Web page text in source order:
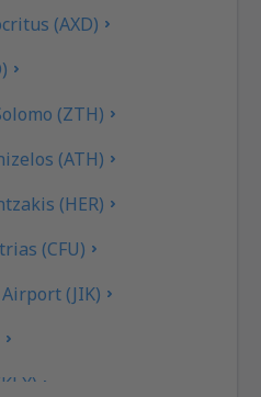
(AXD)
(ZTH)
(ATH)
(HER)
(CFU)
(JIK)